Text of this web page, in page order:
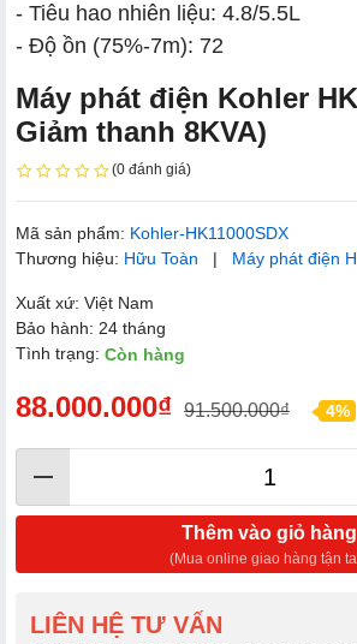
- Tiêu hao nhiên liệu: 4.8/5.5L
- Độ ồn (75%-7m): 72
Máy phát điện Kohler
Giảm thanh 8KVA)
(0 đánh giá)
Mã sản phẩm: Kohler-HK11000SDX
Thương hiệu: Hữu Toàn | Máy phát điện
Xuất xứ: Việt Nam
Bảo hành: 24 tháng
Tình trạng: Còn hàng
88.000.000₫ 91.500.000₫ 4%
Thêm vào giỏ hàng
(Mua online giao hàng tận
LIÊN HỆ TƯ VẤN